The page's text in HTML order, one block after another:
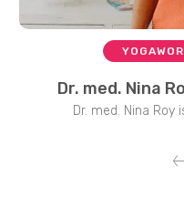
Dr. med. Nina
Dr. med. Nina Roy